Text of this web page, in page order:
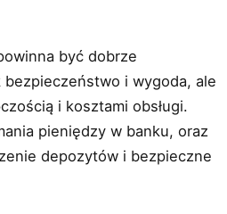
być dobrze
i wygoda, ale
i kosztami obsługi.
pieniędzy w banku, oraz
depozytów i bezpieczne